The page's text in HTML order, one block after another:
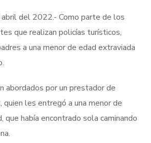
abril del 2022.- Como parte de los
que realizan policías turísticos,
a una menor de edad extraviada
abordados por un prestador de
quien les entregó a una menor de
que había encontrado sola caminando